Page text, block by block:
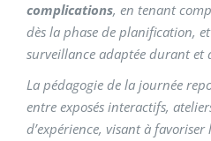
complications, en tenant
dès la phase de planification,
surveillance adaptée durant et
La pédagogie de la journée
entre exposés interactifs,
d’expérience, visant à favoriser